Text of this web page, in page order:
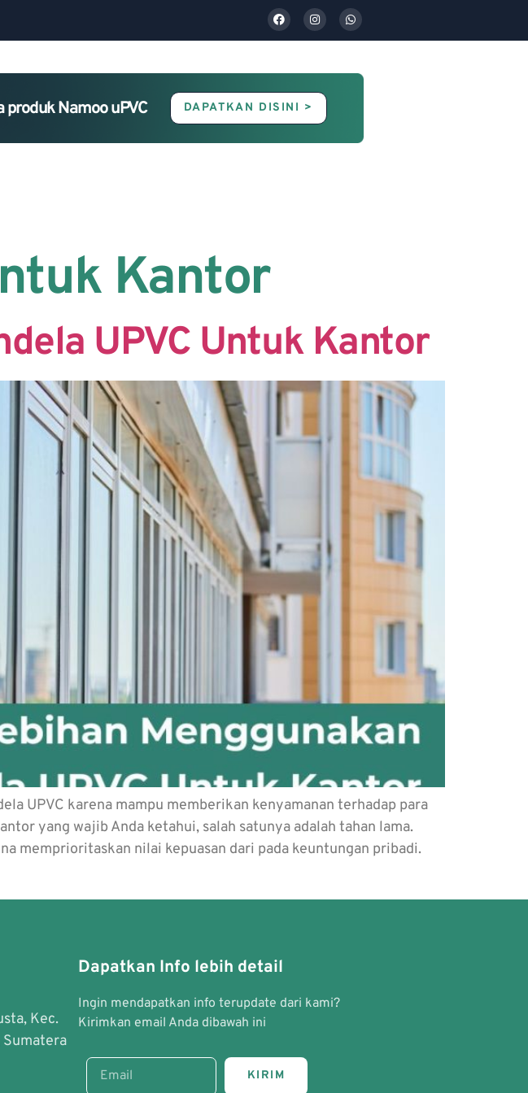
Namoo uPVC DAPATKAN DISINI >
Kantor
UPVC Untuk Kantor
UPVC karena mampu memberikan kenyamanan terhadap para
yang wajib Anda ketahui, salah satunya adalah tahan lama.
memprioritaskan nilai kepuasan dari pada keuntungan pribadi.
Kec.
Sumatera
Dapatkan Info lebih detail
Ingin mendapatkan info terupdate dari kami?
Kirimkan email Anda dibawah ini
KIRIM